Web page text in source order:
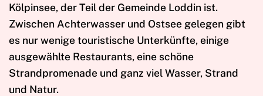
Kölpinsee, der Teil der Gemeinde Loddin ist.
Zwischen Achterwasser und Ostsee gelegen gibt
es nur wenige touristische Unterkünfte, einige
ausgewählte Restaurants, eine schöne
Strandpromenade und ganz viel Wasser, Strand
und Natur.